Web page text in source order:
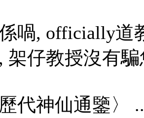
喎, officially道
架仔教授沒有騙
歷代神仙通鑒〉